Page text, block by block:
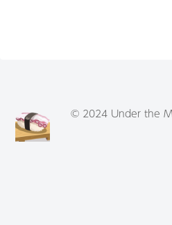
© 2024 Under the